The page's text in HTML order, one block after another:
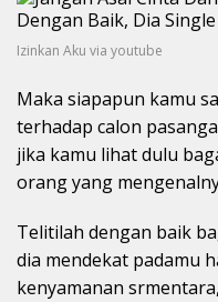
Izinkan Aku via youtube
Maka siapapun kamu
terhadap calon
jika kamu lihat dulu
orang yang
Telitilah dengan baik
dia mendekat padamu
kenyamanan